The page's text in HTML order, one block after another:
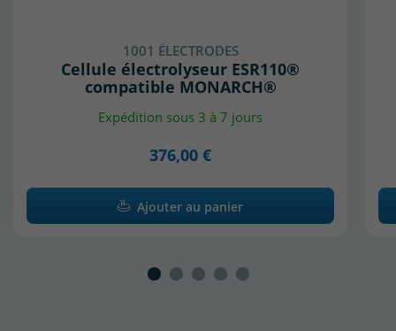
1001 ÉLECTRODES
Cellule électrolyseur ESR110®
compatible MONARCH®
Expédition sous 3 à 7 jours
376,00 €
Ajouter au panier